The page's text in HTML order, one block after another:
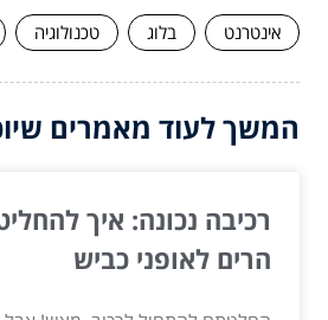
אינטרנט בלוג טכנולוגיה
המשך לעוד מאמרים
רכיבה נכונה: איך
הרים לאופני כביש